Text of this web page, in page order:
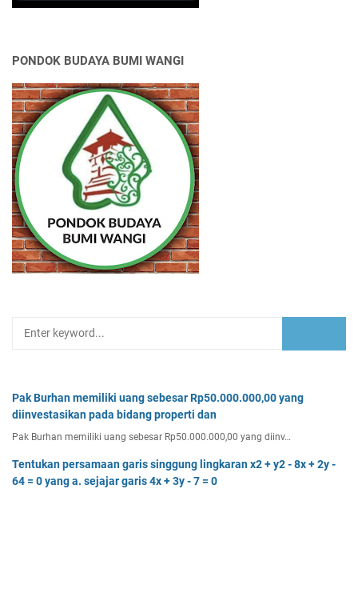
PONDOK BUDAYA BUMI WANGI
Pak Burhan memiliki uang sebesar Rp50.000.000,00 yang
diinvestasikan pada bidang properti dan
Pak Burhan memiliki uang sebesar Rp50.000.000,00 yang diinv…
Tentukan persamaan garis singgung lingkaran x2 + y2 - 8x + 2y -
64 = 0 yang a. sejajar garis 4x + 3y - 7 = 0